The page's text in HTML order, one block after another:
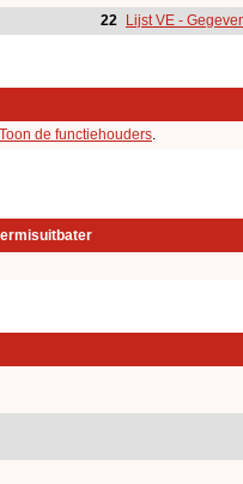
22 Lijst VE -
Toon de functiehouders.